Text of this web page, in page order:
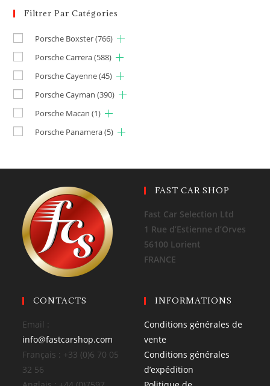
Filtrer Par Catégories
Porsche Boxster(766)
Porsche Carrera(588)
Porsche Cayenne(45)
Porsche Cayman (390)
Porsche Macan (1)
Porsche Panamera(5)
FAST CAR SHOP
Fast Car Selection Ltd
1 Rue d’Estienne d’Orves
56100 Lorient
FRANCE
CONTACTS
Email :
info@fastcarshop.com
Français : +33 (0)6 70 05
32 56
INFORMATIONS
Conditions générales de
vente
Conditions générales
d’expédition